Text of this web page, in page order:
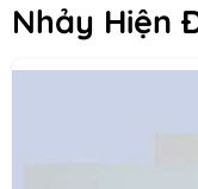
Nhảy Hiện